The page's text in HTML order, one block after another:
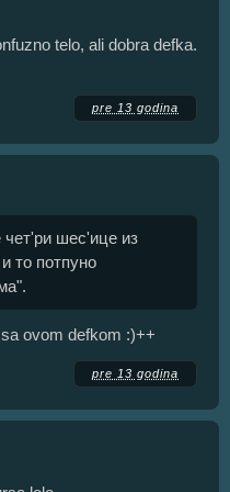
telo, ali dobra defka.
pre 13 godina
шес'ице из
то потпуно
ovom defkom :)++
pre 13 godina